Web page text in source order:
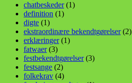
chatbeskeder(1)
definition (1)
digte (1)
ekstraordinære bekendtgørelser(2)
erklæringer(1)
fatwaer(3)
festbekendtgørelser(3)
festsange (2)
folkekrav (4)